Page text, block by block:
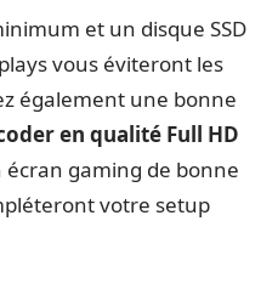
et un disque SSD
vous éviteront les
également une bonne
en qualité Full HD
gaming de bonne
votre setup